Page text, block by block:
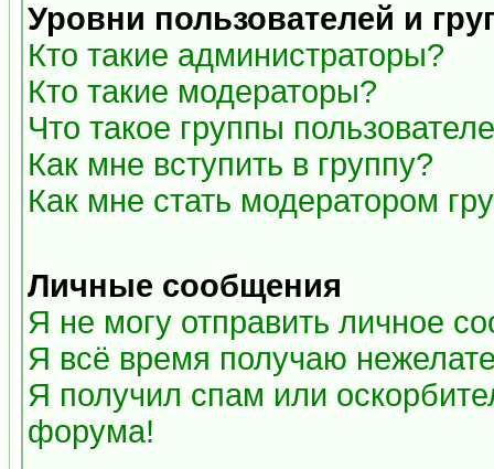
Уровни пользователей и
Кто такие администраторы?
Кто такие модераторы?
Что такое группы
Как мне вступить в группу?
Как мне стать модератором
Личные сообщения
Я не могу отправить личное
Я всё время получаю
Я получил спам или
форума!